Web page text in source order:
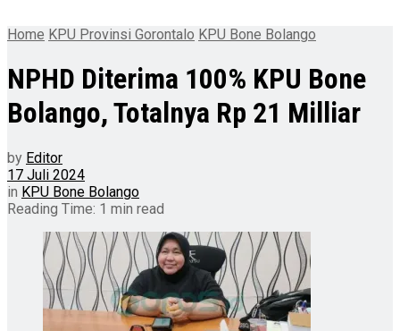
Home KPU Provinsi Gorontalo KPU Bone Bolango
NPHD Diterima 100% KPU Bone
Bolango, Totalnya Rp 21 Milliar
by Editor
17 Juli 2024
in KPU Bone Bolango
Reading Time: 1 min read